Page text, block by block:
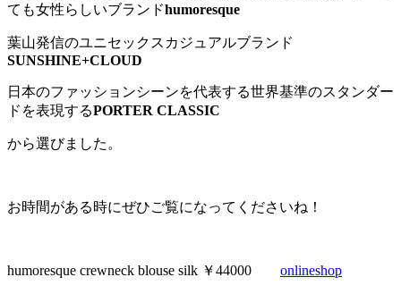
ても女性らしいブランドhumoresque
葉山発信のユニセックスカジュアルブランド
SUNSHINE+CLOUD
日本のファッションシーンを代表する世界基準のスタンダー
ドを表現するPORTER CLASSIC
から選びました。
お時間がある時にぜひご覧になってくださいね！
humoresque crewneck blouse silk ￥44000 onlineshop